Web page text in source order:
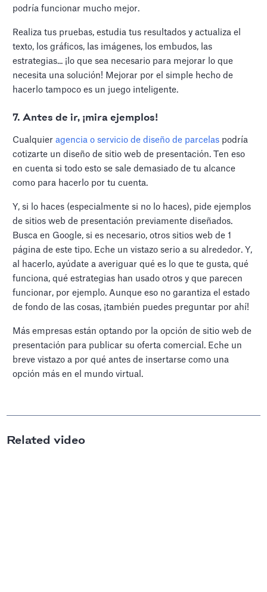
podría funcionar mucho mejor.
Realiza tus pruebas, estudia tus resultados y actualiza el
texto, los gráficos, las imágenes, los embudos, las
estrategias... ¡lo que sea necesario para mejorar lo que
necesita una solución! Mejorar por el simple hecho de
hacerlo tampoco es un juego inteligente.
7. Antes de ir, ¡mira ejemplos!
Cualquieragencia o servicio de diseño de parcelas podría
cotizarte un diseño de sitio web de presentación. Ten eso
en cuenta si todo esto se sale demasiado de tu alcance
como para hacerlo por tu cuenta.
Y, si lo haces (especialmente si no lo haces), pide ejemplos
de sitios web de presentación previamente diseñados.
Busca en Google, si es necesario, otros sitios web de 1
página de este tipo. Eche un vistazo serio a su alrededor. Y,
al hacerlo, ayúdate a averiguar qué es lo que te gusta, qué
funciona, qué estrategias han usado otros y que parecen
funcionar, por ejemplo. Aunque eso no garantiza el estado
de fondo de las cosas, ¡también puedes preguntar por ahí!
Más empresas están optando por la opción de sitio web de
presentación para publicar su oferta comercial. Eche un
breve vistazo a por qué antes de insertarse como una
opción más en el mundo virtual.
Related video